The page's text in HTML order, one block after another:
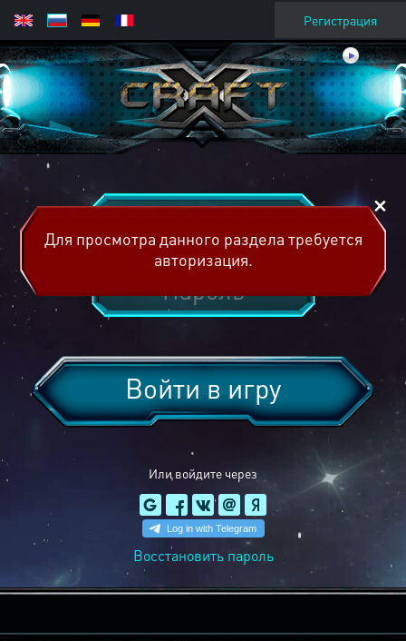
Регистрация
Или войдите через
Войти в игру
Восстановить пароль
Для просмотра данного раздела требуется
авторизация.